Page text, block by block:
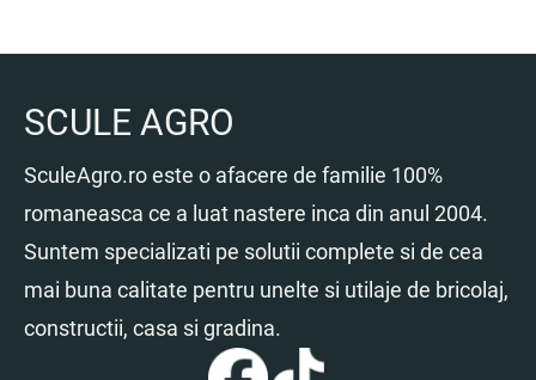
SCULE AGRO
SculeAgro.ro este o afacere de familie 100%
romaneasca ce a luat nastere inca din anul 2004.
Suntem specializati pe solutii complete si de cea
mai buna calitate pentru unelte si utilaje de bricolaj,
constructii, casa si gradina.